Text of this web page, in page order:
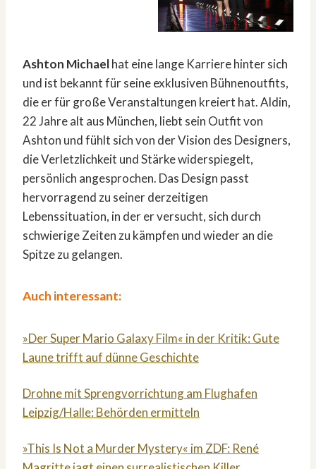
Ashton Michaelhat eine lange Karriere hinter sich
und ist bekannt für seine exklusiven Bühnenoutfits,
die er für große Veranstaltungen kreiert hat. Aldin,
22 Jahre alt aus München, liebt sein Outfit von
Ashton und fühlt sich von der Vision des Designers,
die Verletzlichkeit und Stärke widerspiegelt,
persönlich angesprochen. Das Design passt
hervorragend zu seiner derzeitigen
Lebenssituation, in der er versucht, sich durch
schwierige Zeiten zu kämpfen und wieder an die
Spitze zu gelangen.
Auch interessant:
»Der Super Mario Galaxy Film« in der Kritik: Gute
Laune trifft auf dünne Geschichte
Drohne mit Sprengvorrichtung am Flughafen
Leipzig/Halle: Behörden ermitteln
»This Is Not a Murder Mystery« im ZDF: René